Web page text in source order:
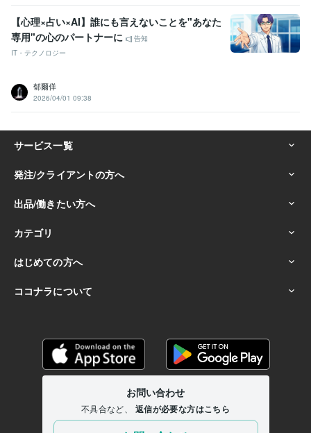
【心理×占い×AI】誰にも言えないことを"あなた
専用"の心のパートナーに
告知
IT・テクノロジー
郁爾佯
2026/04/01 09:38